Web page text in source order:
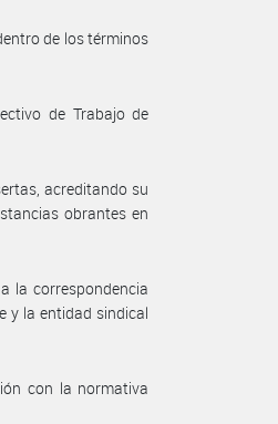
de los términos
de Trabajo de
acreditando su
obrantes en
la correspondencia
y la entidad sindical
con la normativa